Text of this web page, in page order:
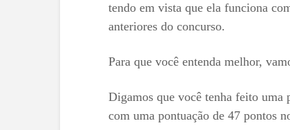
tendo em vista que ela funciona
anteriores do concurso.
Para que você entenda melhor,
Digamos que você tenha feito uma
com uma pontuação de 47 pontos